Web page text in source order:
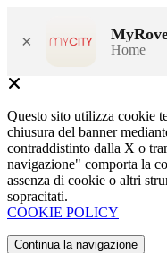
× Home
Questo sito utilizza cookie
chiusura del banner
contraddistinto dalla X o
navigazione" comporta la
assenza di cookie o altri
sopracitati.
COOKIE POLICY
Continua la navigazione